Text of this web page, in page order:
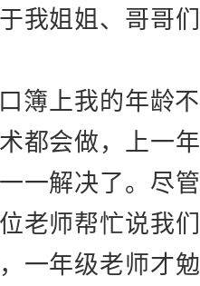
我姐姐、哥哥们
簿上我的年龄不
都会做，上一年
一解决了。尽管
老师帮忙说我们
一年级老师才勉